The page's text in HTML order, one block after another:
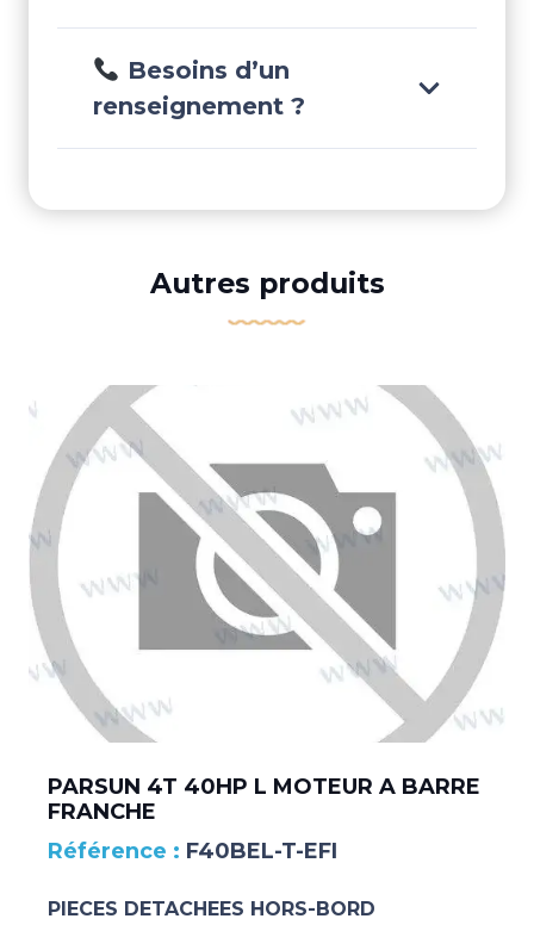
Besoins d’un
renseignement ?
Autres produits
PARSUN 4T 40HP L MOTEUR A BARRE
FRANCHE
F40BEL-T-EFI
PIECES DETACHEES HORS-BORD